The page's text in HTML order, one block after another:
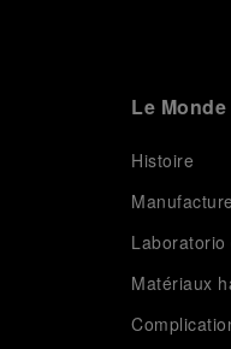
Le
Histoire
Manufacture
Laboratorio
Matériaux